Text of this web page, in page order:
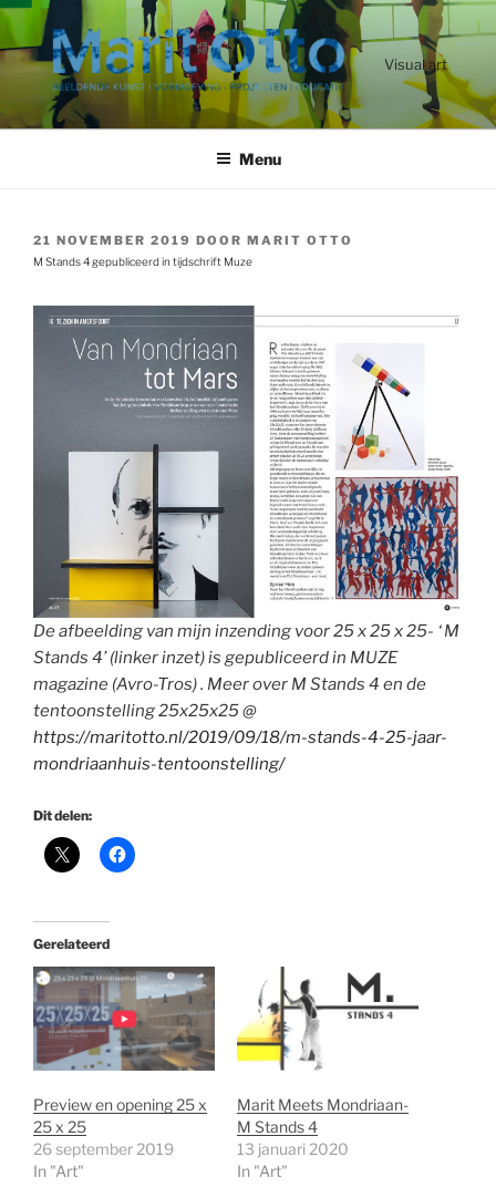
Ga
naar
de
Visual art
Menu
GEPLAATST
OP
21 NOVEMBER 2019 DOOR MARIT OTTO
M Stands 4 gepubliceerd in tijdschrift Muze
De afbeelding van mijn inzending voor 25 x 25 x 25- ‘ M
Stands 4’ (linker inzet) is gepubliceerd in MUZE
magazine (Avro-Tros) . Meer over M Stands 4 en de
tentoonstelling 25x25x25 @
https://maritotto.nl/2019/09/18/m-stands-4-25-jaar-
mondriaanhuis-tentoonstelling/
Dit delen:
Gerelateerd
Preview en opening 25 x
25 x 25
26 september 2019
In "Art"
Marit Meets Mondriaan-
M Stands 4
13 januari 2020
In "Art"